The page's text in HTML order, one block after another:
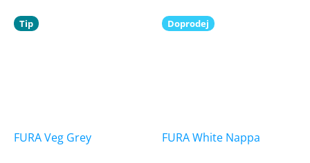
Tip
FURA Veg Grey
Doprodej
FURA White Nappa